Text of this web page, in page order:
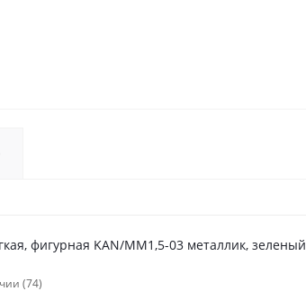
фигурная KAN/MM1,5-03 металлик, зеленый
(74)